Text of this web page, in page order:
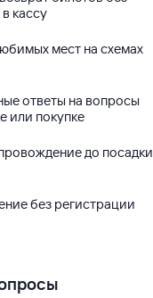
кассу
мест на схемах
ответы на вопросы
или покупке
до посадки
без регистрации